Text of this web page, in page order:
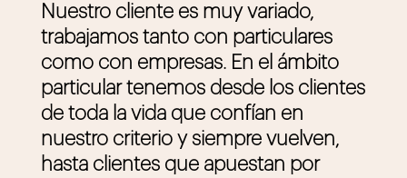
Nuestro cliente es muy variado,
trabajamos tanto con particulares
como con empresas. En el ámbito
particular tenemos desde los clientes
de toda la vida que confían en
nuestro criterio y siempre vuelven,
hasta clientes que apuestan por